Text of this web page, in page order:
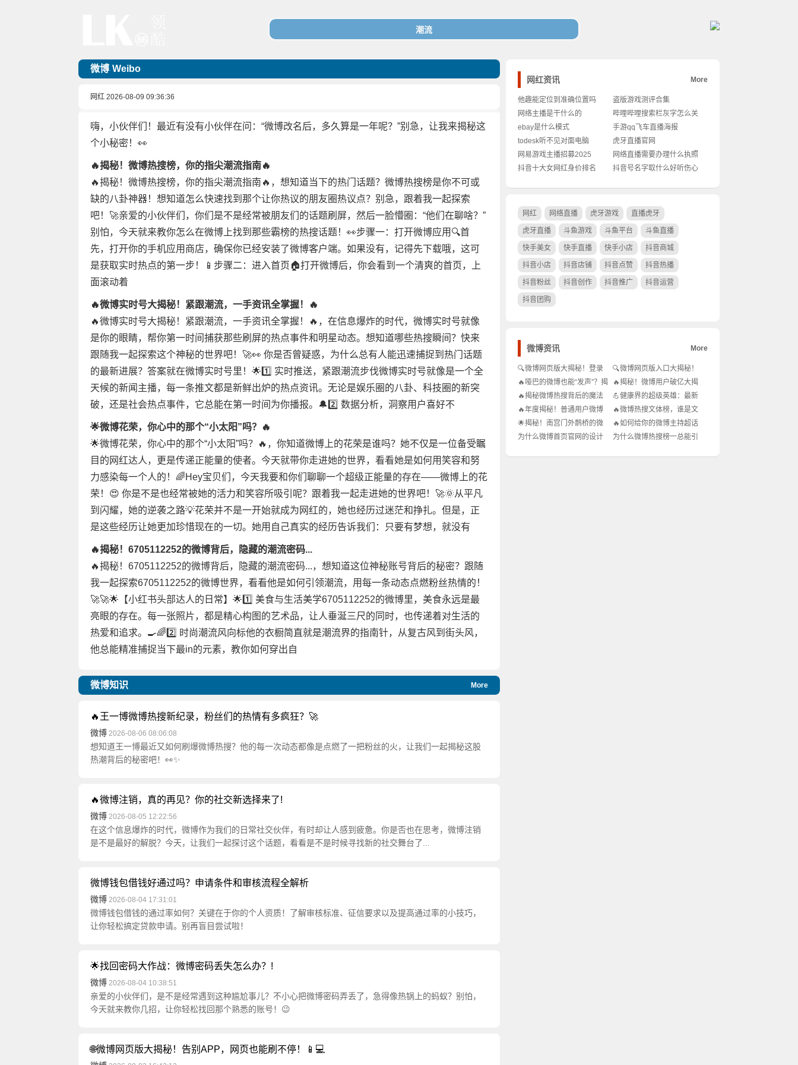
微博 Weibo
网红 2026-08-09 09:36:36
嗨，小伙伴们！最近有没有小伙伴在问：“微博改名后，多久算是一年呢？”别急，让我来揭秘这
个小秘密！👀
🔥揭秘！微博热搜榜，你的指尖潮流指南🔥
🔥揭秘！微博热搜榜，你的指尖潮流指南🔥，想知道当下的热门话题？微博热搜榜是你不可或
缺的八卦神器！想知道怎么快速找到那个让你热议的朋友圈热议点？别急，跟着我一起探索
吧！🚀亲爱的小伙伴们，你们是不是经常被朋友们的话题刷屏，然后一脸懵圈：“他们在聊啥？”
别怕，今天就来教你怎么在微博上找到那些霸榜的热搜话题！👀步骤一：打开微博应用🔍首
先，打开你的手机应用商店，确保你已经安装了微博客户端。如果没有，记得先下载哦，这可
是获取实时热点的第一步！📱步骤二：进入首页🏠打开微博后，你会看到一个清爽的首页，上
面滚动着
🔥微博实时号大揭秘！紧跟潮流，一手资讯全掌握！🔥
🔥微博实时号大揭秘！紧跟潮流，一手资讯全掌握！🔥，在信息爆炸的时代，微博实时号就像
是你的眼睛，帮你第一时间捕获那些刷屏的热点事件和明星动态。想知道哪些热搜瞬间？快来
跟随我一起探索这个神秘的世界吧！🚀👀 你是否曾疑惑，为什么总有人能迅速捕捉到热门话题
的最新进展？答案就在微博实时号里！🌟1️⃣ 实时推送，紧跟潮流步伐微博实时号就像是一个全
天候的新闻主播，每一条推文都是新鲜出炉的热点资讯。无论是娱乐圈的八卦、科技圈的新突
破，还是社会热点事件，它总能在第一时间为你播报。🔔2️⃣ 数据分析，洞察用户喜好不
🌟微博花荣，你心中的那个“小太阳”吗？🔥
🌟微博花荣，你心中的那个“小太阳”吗？🔥，你知道微博上的花荣是谁吗？她不仅是一位备受瞩
目的网红达人，更是传递正能量的使者。今天就带你走进她的世界，看看她是如何用笑容和努
力感染每一个人的！🌈Hey宝贝们，今天我要和你们聊聊一个超级正能量的存在——微博上的花
荣！😍 你是不是也经常被她的活力和笑容所吸引呢？跟着我一起走进她的世界吧！🚀🌞从平凡
到闪耀，她的逆袭之路💡花荣并不是一开始就成为网红的，她也经历过迷茫和挣扎。但是，正
是这些经历让她更加珍惜现在的一切。她用自己真实的经历告诉我们：只要有梦想，就没有
🔥揭秘！6705112252的微博背后，隐藏的潮流密码...
🔥揭秘！6705112252的微博背后，隐藏的潮流密码...，想知道这位神秘账号背后的秘密？跟随
我一起探索6705112252的微博世界，看看他是如何引领潮流，用每一条动态点燃粉丝热情的！
🚀🚀🌟【小红书头部达人的日常】🌟1️⃣ 美食与生活美学6705112252的微博里，美食永远是最
亮眼的存在。每一张照片，都是精心构图的艺术品，让人垂涎三尺的同时，也传递着对生活的
热爱和追求。🍳🌈2️⃣ 时尚潮流风向标他的衣橱简直就是潮流界的指南针，从复古风到街头风，
他总能精准捕捉当下最in的元素，教你如何穿出自
微博知识 More
🔥王一博微博热搜新纪录，粉丝们的热情有多疯狂？🚀
微博 2026-08-06 08:06:08
想知道王一博最近又如何刷爆微博热搜？他的每一次动态都像是点燃了一把粉丝的火，让我们一起揭秘这股
热潮背后的秘密吧！👀✨
🔥微博注销，真的再见？你的社交新选择来了!
微博 2026-08-05 12:22:56
在这个信息爆炸的时代，微博作为我们的日常社交伙伴，有时却让人感到疲惫。你是否也在思考，微博注销
是不是最好的解脱？今天，让我们一起探讨这个话题，看看是不是时候寻找新的社交舞台了...
微博钱包借钱好通过吗？申请条件和审核流程全解析
微博 2026-08-04 17:31:01
微博钱包借钱的通过率如何？关键在于你的个人资质！了解审核标准、征信要求以及提高通过率的小技巧，
让你轻松搞定贷款申请。别再盲目尝试啦！
🌟找回密码大作战：微博密码丢失怎么办？!
微博 2026-08-04 10:38:51
亲爱的小伙伴们，是不是经常遇到这种尴尬事儿？不小心把微博密码弄丢了，急得像热锅上的蚂蚁？别怕，
今天就来教你几招，让你轻松找回那个熟悉的账号！😉
🌐微博网页版大揭秘！告别APP，网页也能刷不停！📱💻
网红资讯 More
他趣能定位到准确位置吗
盗版游戏测评合集
网络主播是干什么的
哔哩哔哩搜索栏灰字怎么关
闭
ebay是什么模式
手游qq飞车直播海报
todesk听不见对面电脑
虎牙直播官网
网易游戏主播招募2025
网络直播需要办理什么执照
抖音十大女网红身价排名
抖音号名字取什么好听伤心
网红 网络直播 虎牙游戏 直播虎牙
虎牙直播 斗鱼游戏 斗鱼平台 斗鱼直播
快手美女 快手直播 快手小店 抖音商城
抖音小店 抖音店铺 抖音点赞 抖音热播
抖音粉丝 抖音创作 抖音推广 抖音运营
抖音团购
微博资讯 More
🔍微博网页版大揭秘！登录
即看，你的社交新天地！🚀
🔍微博网页版入口大揭秘！
你还在用APP吗？
🔥哑巴的微博也能“发声”？揭
秘无声社交新趋势！🚀
🔥揭秘！微博用户破亿大揭
秘，你也是这庞大数字的一
部分吗？!
🔥揭秘微博热搜背后的魔法
杖：上榜规则大公开🔍!
💪健康界的超级英雄：最新
养生秘籍，你get了吗？!
🔥年度揭秘！普通用户微博
名改名大揭秘！你能一年变
几次？!
🔥微博热搜文体榜，谁是文
字江湖的王者？🏆
🌟揭秘！南宫门外鹊桥的微
博，竟藏着这么多不为人知
🔥如何给你的微博主持超话
来个大变身？🔥
为什么微博首页官网的设计
为什么微博热搜榜一总能引